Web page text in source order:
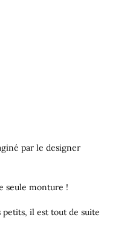
par le designer
seule monture !
petits, il est tout de suite